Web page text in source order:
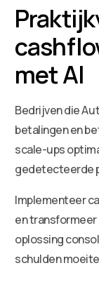
met AI
Bedrijven die
betalingen en
scale-ups
gedetecteerde
Implementeer
en transformeer
oplossing
schulden